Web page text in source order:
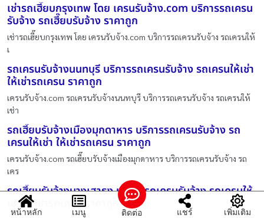
เช่ารถเฮี๊ยบกรุงเทพ โดย เครนรับจ้าง.com บริการรถเครน
รับจ้าง รถเฮี๊ยบรับจ้าง ราคาถูก
เช่ารถเฮี๊ยบกรุงเทพ โดย เครนรับจ้าง.com บริการรถเครนรับจ้าง รถเครนให้
เ
รถเครนรับจ้างนนทบุรี บริการรถเครนรับจ้าง รถเครนให้เช่า
ให้เช่ารถเครน ราคาถูก
เครนรับจ้าง.com รถเครนรับจ้างนนทบุรี บริการรถเครนรับจ้าง รถเครนให้
เช่า
รถเฮี๊ยบรับจ้างเมืองมุกดาหาร บริการรถเครนรับจ้าง รถ
เครนให้เช่า ให้เช่ารถเครน ราคาถูก
เครนรับจ้าง.com รถเฮี๊ยบรับจ้างเมืองมุกดาหาร บริการรถเครนรับจ้าง รถ
เคร
รถเฮี๊ยบรับจ้างบางเสาธง บริการรถเครนรับจ้าง รถเครนให้
เช่า ให้เช่ารถเครน ราคาถูก
หน้าหลัก เมนู ติดต่อ แชร์ เพิ่มเติม